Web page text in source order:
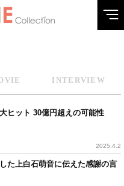
INTERVIEW
ヒット 30億円超えの可能性
2025.4.2
た上白石萌音に伝えた感謝の言